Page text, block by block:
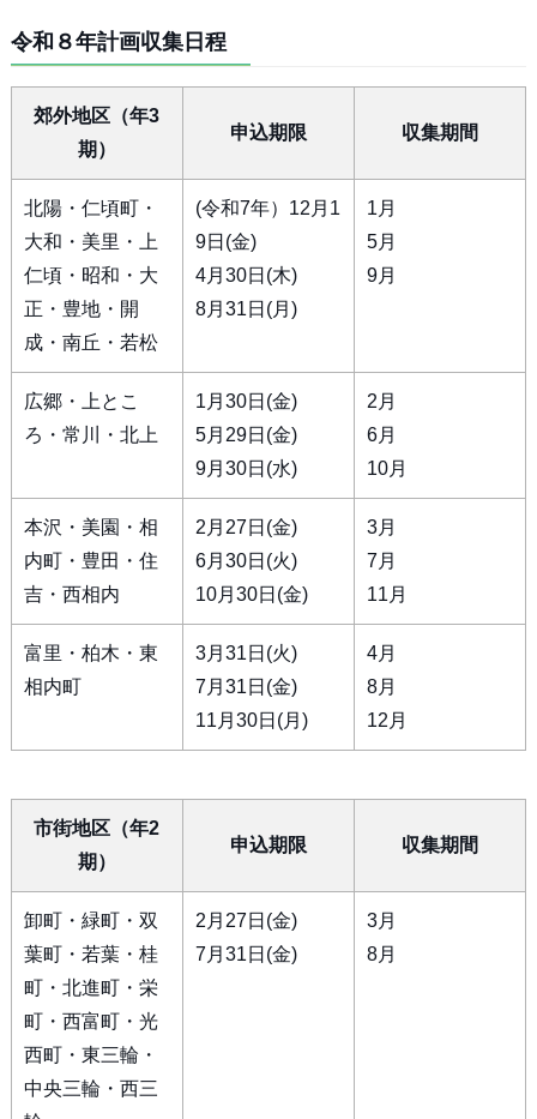
令和８年計画収集日程
郊外地区（年3
期）
申込期限 収集期間
北陽・仁頃町・
大和・美里・上
仁頃・昭和・大
正・豊地・開
成・南丘・若松
(令和7年）12月1
9日(金)
4月30日(木)
8月31日(月)
1月
5月
9月
広郷・上とこ
ろ・常川・北上
1月30日(金)
5月29日(金)
9月30日(水)
2月
6月
10月
本沢・美園・相
内町・豊田・住
吉・西相内
2月27日(金)
6月30日(火)
10月30日(金)
3月
7月
11月
富里・柏木・東
相内町
3月31日(火)
7月31日(金)
11月30日(月)
4月
8月
12月
市街地区（年2
期）
申込期限 収集期間
卸町・緑町・双
葉町・若葉・桂
町・北進町・栄
町・西富町・光
西町・東三輪・
中央三輪・西三
2月27日(金)
7月31日(金)
3月
8月